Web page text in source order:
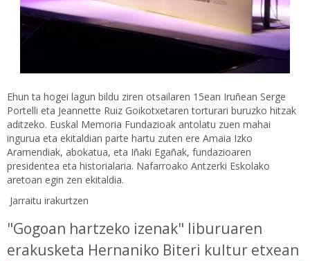
Ehun ta hogei lagun bildu ziren otsailaren 15ean Iruñean Serge
Portelli eta Jeannette Ruiz Goikotxetaren torturari buruzko hitzak
aditzeko. Euskal Memoria Fundazioak antolatu zuen mahai
ingurua eta ekitaldian parte hartu zuten ere Amaia Izko
Aramendiak, abokatua, eta Iñaki Egañak, fundazioaren
presidentea eta historialaria. Nafarroako Antzerki Eskolako
aretoan egin zen ekitaldia.
Jarraitu irakurtzen
"Gogoan hartzeko izenak" liburuaren
erakusketa Hernaniko Biteri kultur etxean